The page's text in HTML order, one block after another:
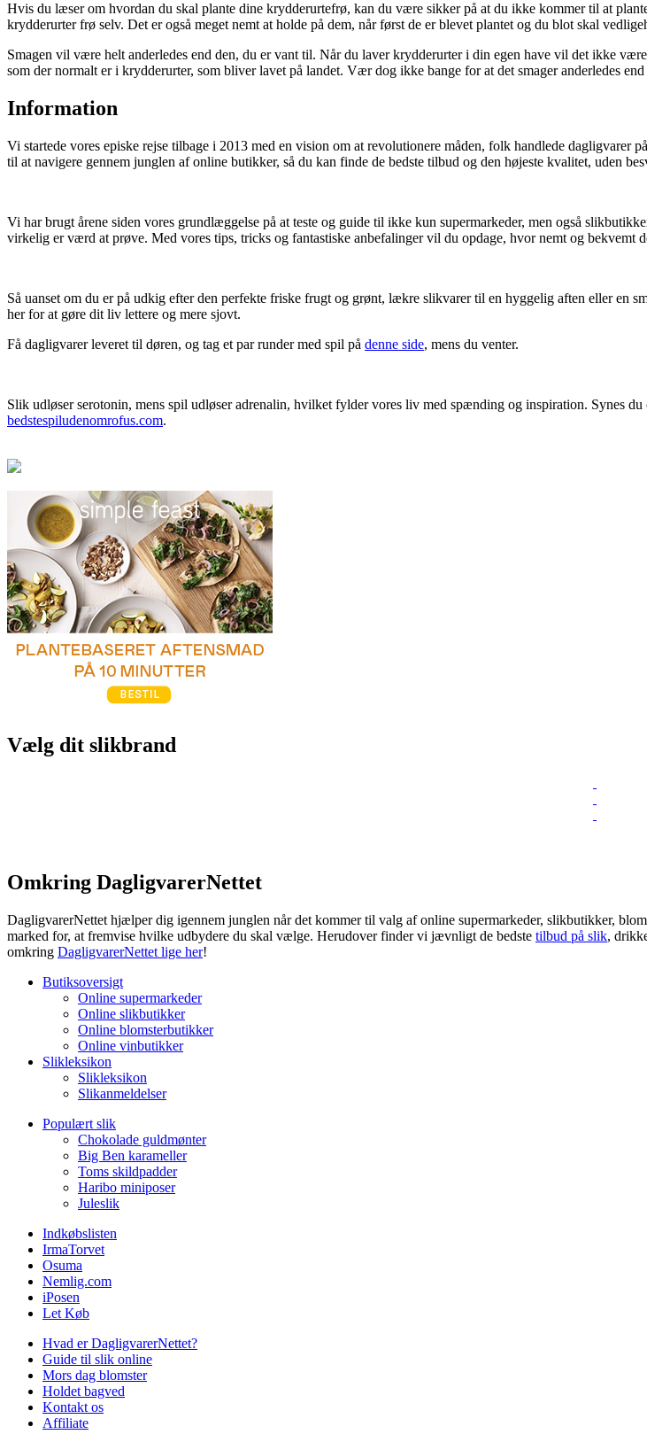
Hvis du læser om hvordan du skal plante dine krydderurtefrø, kan du være sikker på at du ikke kommer til at
krydderurter frø selv. Det er også meget nemt at holde på dem, når først de er blevet plantet og du blot skal
Smagen vil være helt anderledes end den, du er vant til. Når du laver krydderurter i din egen have vil det ikke
som der normalt er i krydderurter, som bliver lavet på landet. Vær dog ikke bange for at det smager anderledes
Information
Vi startede vores episke rejse tilbage i 2013 med en vision om at revolutionere måden, folk handlede
til at navigere gennem junglen af online butikker, så du kan finde de bedste tilbud og den højeste kvalitet, uden
Vi har brugt årene siden vores grundlæggelse på at teste og guide til ikke kun supermarkeder, men også
virkelig er værd at prøve. Med vores tips, tricks og fantastiske anbefalinger vil du opdage, hvor nemt og bekvemt
Så uanset om du er på udkig efter den perfekte friske frugt og grønt, lækre slikvarer til en hyggelig aften eller
her for at gøre dit liv lettere og mere sjovt.
Få dagligvarer leveret til døren, og tag et par runder med spil på denne side, mens du venter.
Slik udløser serotonin, mens spil udløser adrenalin, hvilket fylder vores liv med spænding og inspiration. Synes
bedstespiludenomrofus.com.
Vælg dit slikbrand
Omkring DagligvarerNettet
DagligvarerNettet hjælper dig igennem junglen når det kommer til valg af online supermarkeder, slikbutikker,
marked for, at fremvise hvilke udbydere du skal vælge. Herudover finder vi jævnligt de bedste tilbud på slik,
omkring DagligvarerNettet lige her!
Butiksoversigt
Online supermarkeder
Online slikbutikker
Online blomsterbutikker
Online vinbutikker
Slikleksikon
Slikleksikon
Slikanmeldelser
Populært slik
Chokolade guldmønter
Big Ben karameller
Toms skildpadder
Haribo miniposer
Juleslik
Indkøbslisten
IrmaTorvet
Osuma
Nemlig.com
iPosen
Let Køb
Hvad er DagligvarerNettet?
Guide til slik online
Mors dag blomster
Holdet bagved
Kontakt os
Affiliate